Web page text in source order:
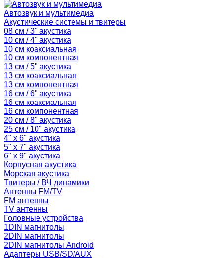
Автозвук и мультимедиа
Акустические системы и твитеры
08 см / 3" акустика
10 см / 4" акустика
10 см коаксиальная
10 см компонентная
13 см / 5" акустика
13 см коаксиальная
13 см компонентная
16 см / 6" акустика
16 см коаксиальная
16 см компонентная
20 см / 8" акустика
25 см / 10" акустика
4" x 6" акустика
5" x 7" акустика
6" x 9" акустика
Корпусная акустика
Морская акустика
Твитеры / ВЧ динамики
Антенны FM/TV
FM антенны
TV антенны
Головные устройства
1DIN магнитолы
2DIN магнитолы
2DIN магнитолы Android
Адаптеры USB/SD/AUX